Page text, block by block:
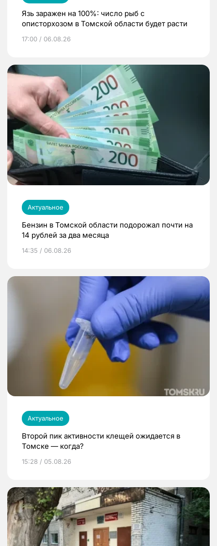
Язь заражен на 100%: число рыб с
описторхозом в Томской области будет расти
17:00 / 06.08.26
Актуальное
Бензин в Томской области подорожал почти на
14 рублей за два месяца
14:35 / 06.08.26
Актуальное
Второй пик активности клещей ожидается в
Томске — когда?
15:28 / 05.08.26